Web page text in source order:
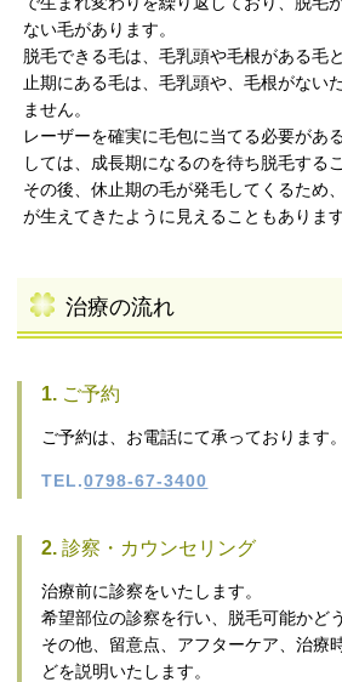
ない毛があります。
脱毛できる毛は、毛乳頭や毛根がある毛
止期にある毛は、毛乳頭や、毛根がない
ません。
レーザーを確実に毛包に当てる必要があ
しては、成長期になるのを待ち脱毛する
その後、休止期の毛が発毛してくるため
が生えてきたように見えることもあります
治療の流れ
1. ご予約
ご予約は、お電話にて承っております。
TEL.0798-67-3400
2.診察・カウンセリング
治療前に診察をいたします。
希望部位の診察を行い、脱毛可能かど
その他、留意点、アフターケア、治療
どを説明いたします。